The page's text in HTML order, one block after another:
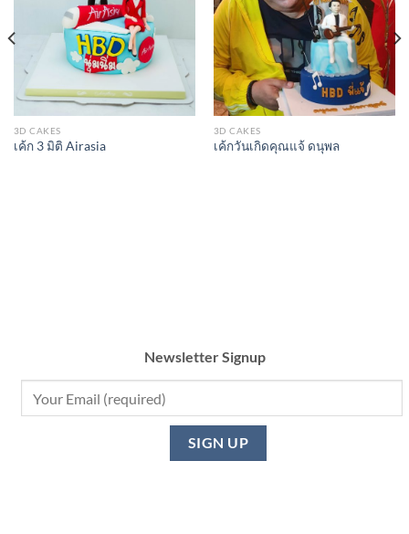
3D CAKES
เค้ก 3 มิติ Airasia
3D CAKES
เค้กวันเกิดคุณแจ้ ดนุพล
Newsletter Signup